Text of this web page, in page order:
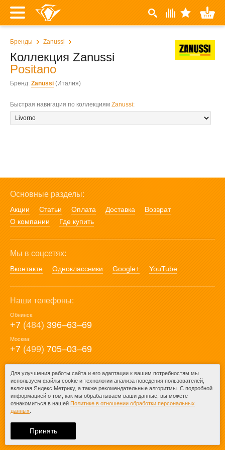
Бренды Zanussi
Коллекция Zanussi
Positano
Бренд: Zanussi (Италия)
Быстрая навигация по коллекциям Zanussi:
Основные разделы:
Акции Статьи Оплата Доставка
Возврат
О компании
Где купить
Мы в соцсетях:
Вконтакте Одноклассники Google+ YouTube
Наши телефоны:
Обнинск:
+7 (484) 396‒63‒69
Москва:
+7 (499) 705‒03‒69
E-mail:
mail@posuda40.ru
При любом копировании информации
ссылка на
Для улучшения работы сайта и его адаптации к вашим потребностям мы
используем файлы cookie и технологии анализа поведения пользователей,
включая Яндекс Метрику, а также рекомендательные алгоритмы. С подробной
информацией о том, как мы обрабатываем ваши данные, вы можете
ознакомиться в нашей Политике в отношении обработки персональных
данных
Принять